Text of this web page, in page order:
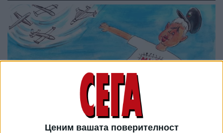
Ценим вашата поверителност